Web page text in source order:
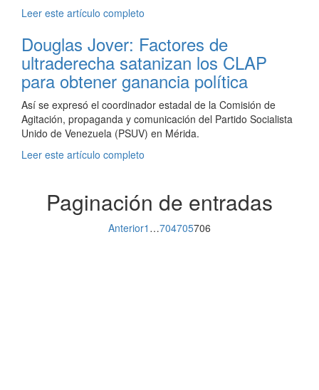
Leer este artículo completo
Douglas Jover: Factores de
ultraderecha satanizan los CLAP
para obtener ganancia política
Así se expresó el coordinador estadal de la Comisión de
Agitación, propaganda y comunicación del Partido Socialista
Unido de Venezuela (PSUV) en Mérida.
Leer este artículo completo
Paginación de entradas
Anterior1 …704705706